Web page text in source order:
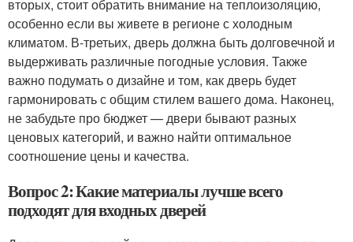
вторых, стоит обратить внимание на теплоизоляцию,
особенно если вы живете в регионе с холодным
климатом. В-третьих, дверь должна быть долговечной и
выдерживать различные погодные условия. Также
важно подумать о дизайне и том, как дверь будет
гармонировать с общим стилем вашего дома. Наконец,
не забудьте про бюджет — двери бывают разных
ценовых категорий, и важно найти оптимальное
соотношение цены и качества.
Вопрос 2: Какие материалы лучше всего
подходят для входных дверей